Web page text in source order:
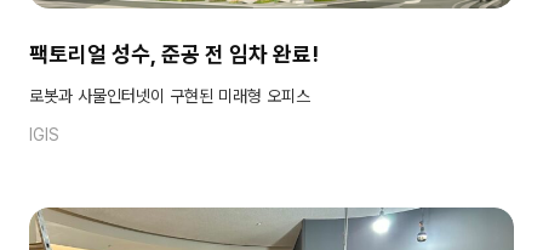
팩토리얼 성수, 준공 전 임차 완료!
로봇과 사물인터넷이 구현된 미래형 오피스
IGIS